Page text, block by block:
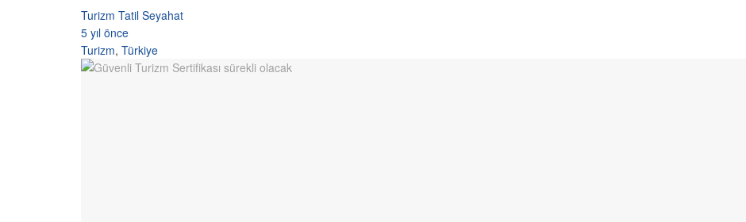
Turizm Tatil Seyahat
5 yıl önce
Turizm, Türkiye